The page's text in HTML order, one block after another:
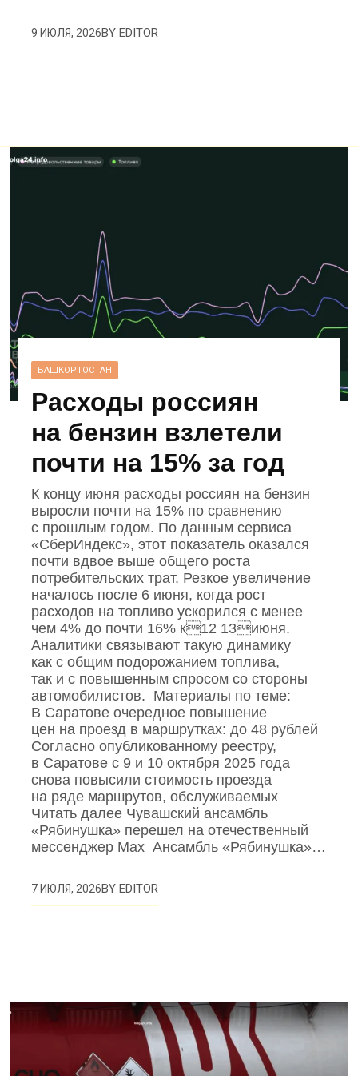
9 ИЮЛЯ, 2026BYEDITOR
БАШКОРТОСТАН
Расходы россиян
на бензин взлетели
почти на 15% за год
К концу июня расходы россиян на бензин
выросли почти на 15% по сравнению
с прошлым годом. По данным сервиса
«СберИндекс», этот показатель оказался
почти вдвое выше общего роста
потребительских трат. Резкое увеличение
началось после 6 июня, когда рост
расходов на топливо ускорился с менее
чем 4% до почти 16% к12 13июня.
Аналитики связывают такую динамику
как с общим подорожанием топлива,
так и с повышенным спросом со стороны
автомобилистов. Материалы по теме:
В Саратове очередное повышение
цен на проезд в маршрутках: до 48 рублей
Согласно опубликованному реестру,
в Саратове с 9 и 10 октября 2025 года
снова повысили стоимость проезда
на ряде маршрутов, обслуживаемых
Читать далее Чувашский ансамбль
«Рябинушка» перешел на отечественный
мессенджер Max Ансамбль «Рябинушка»…
7 ИЮЛЯ, 2026BYEDITOR